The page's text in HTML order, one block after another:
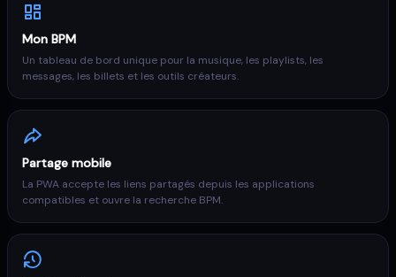
Mon BPM
Un tableau de bord unique pour la musique, les playlists, les
messages, les billets et les outils créateurs.
Partage mobile
La PWA accepte les liens partagés depuis les applications
compatibles et ouvre la recherche BPM.